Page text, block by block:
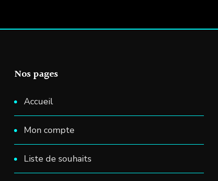
Nos pages
Accueil
Mon compte
Liste de souhaits